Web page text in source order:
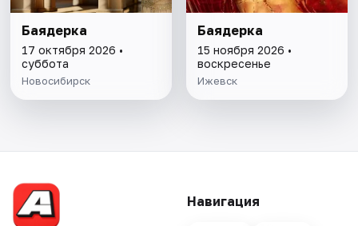
Баядерка
17 октября 2026 •
суббота
Новосибирск
Баядерка
15 ноября 2026 •
воскресенье
Ижевск
Навигация